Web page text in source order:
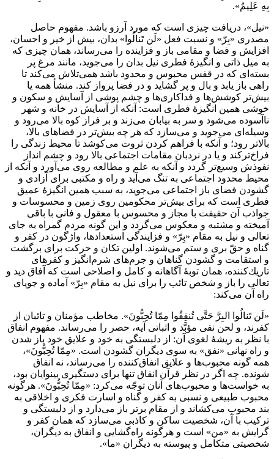
بِهِ عَلِيمٌ».
«نيل»، دريافت چيزى است كه مورد آرزو باشد. مفهوم حاصل
مصدرى «بِرّ» و نسبت فعل «لَن تَنالُوا» بدان، بيش از خير و احسان،
افزايش و فضا و مقامى باز و فزاينده را مى‌رساند، همان چيزى كه
به ميل ذاتى و انگيزۀ فطرى نيل بدان را مى‌جويد، مانند مرغ پر
بسته‌اى كه در قفس محبوس و محدود باشد همى‌تلاش مى‌كند تا
راهى باز يابد و بال و پر گشايد و در فضا پرواز كند. منشأ همه يا
بيش‌تر كوشش‌ها و فداكارى‌ها و چشم پوشى از آسايش و سكون و
خوشى ‌همين انگيزۀ فطرى است: آنكه از آسايش در خانه و شهر
ناآسوده مى‌شود و سر به بيابان مى‌زند و بر فراز كوه بالا مى‌رود و
وسيله‌اى مى‌جويد و مى‌سازد كه هر چه بيش‌تر در فضاهاى بالا،
بالاتر رود؛ و آنكه با فراهم كردن ثروت مى‌كوشد تا محيط زندگى را
فراخ‌تركند و يا در نردبان مقامات اجتماعى بالا رود و چشم انداز
نفوذش وسيع‌تر گردد و آنكه به علم و مطالعه روى مى‌آورد و آنكه از
محيط محدود اجتماعى به تنگ مى‌آيد و راه و مكتبى براى آزادى و
گشودن فضاى باز اجتماعى ‌مى‌جويد، به سبب همين انگيزۀ عميق
فطرى است كه براى بيش‌تر محكومين روى ‌زمين و محسوسات و
جواذب آن حقيقت با مجاز و محسوس با معقول و فانى با باقى
آميخته و مشتبه و معكوس مى‌گردد و اين گونه مردم گمراه به جاى
تعالى و نيل به مقام «بِرّ» و فزايندگى استعدادها، واژگون در كفر و
گناه و حقّ برى و ستم مى‌شوند. اولين تكان و حركت براى برگشت
و استقامت و گشودن گناهان و جرم‌هاى شرم‌انگيز و كفرهاى
تاريك‌كننده، همان توبۀ آگاهانه و كامل و اصلاحى است كه آفاق ديد و
تعالى را باز و شخص تائب را براى نيل به مقام «بِرّ» آماده و جوياى
راه آن مى‌كند:
«لَن تَنالُوا البِرَّ حَتَّى تُنفِقُوا مِمّا تُحِبُّونَ». مخاطب مؤمنان و تائبان از
كفرند، و لحن نفى مؤبَّد و اثباتى آيه، حصر را مى‌رساند. مفهوم انفاق
با نظر به ريشۀ لغوى ‌آن: از دلبستگى به خود و علايق خود باز شدن
و راه نهانى «نفق» به سوى ديگران گشودن است. «مِمّا تُحِبُّونَ»،
همه گونه محبوب‌ها و علايق انفاق‌كننده را مى‌رساند، نه انفاق
شونده. چه اگر در نظر قرآن انفاق تنها براى ‌دستگيرى بينوايان بود،
به خواست‌ها و محبوب‌هاى آنان توجّه مى‌كرد: «مِمّا تُحِبُّونَ». هرگونه
محبوب طبيعى و نسبى به كفر و گناه و اسارت فكرى و اخلاقى به
بند محبوب مى‌كشاند و از مقام برتر باز مى‌دارد و از دلبستگى و
تركيب با آن، شخصيت ساكن و كاذبى مى‌سازد كه همان كفر و
گرايش به «من» است و هرگونه راه‌گشايى و انفاق به ديگران،
شخصيتى متكامل و پيوسته به ديگران «ما».